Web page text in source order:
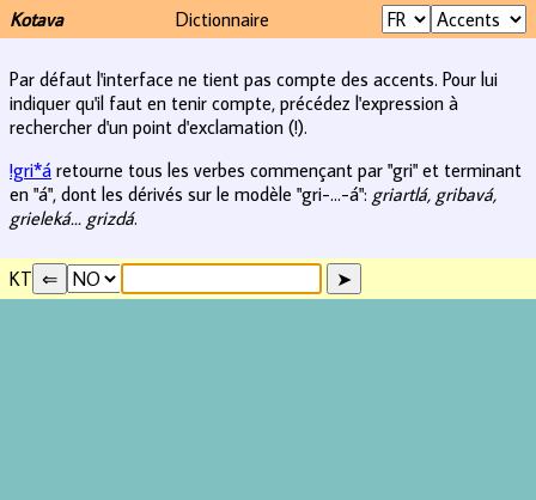
Kotava Dictionnaire
Par défaut l'interface ne tient pas compte des accents. Pour lui
indiquer qu'il faut en tenir compte, précédez l'expression à
rechercher d'un point d'exclamation (!).
!gri*á retourne tous les verbes commençant par "gri" et terminant
en "á", dont les dérivés sur le modèle "gri-...-á": griartlá, gribavá,
grieleká... grizdá.
KT